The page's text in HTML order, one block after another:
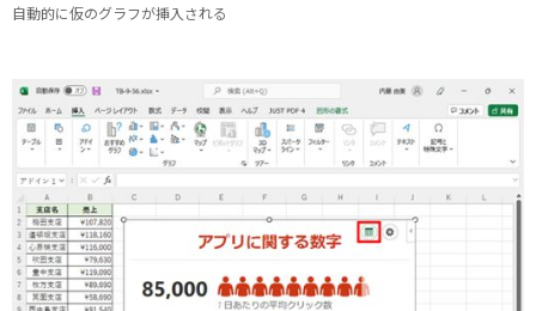
自動的に仮のグラフが挿入される